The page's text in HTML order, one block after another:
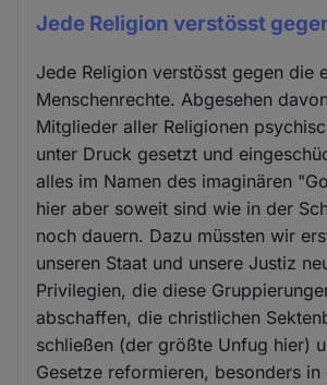
Jede Religion verstösst
Jede Religion verstösst gegen die
Menschenrechte. Abgesehen
Mitglieder aller Religionen
unter Druck gesetzt und
alles im Namen des imaginären
hier aber soweit sind wie in der
noch dauern. Dazu müssten wir
unseren Staat und unsere Justiz
Privilegien, die diese
abschaffen, die christlichen
schließen (der größte Unfug hier)
Gesetze reformieren, besonders in